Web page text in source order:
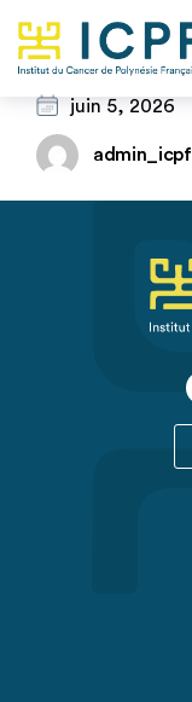
juin 5, 2026
admin_icpf